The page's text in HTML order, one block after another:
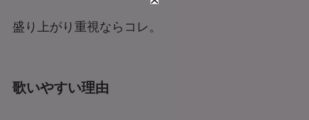
盛り上がり重視ならコレ。
歌いやすい理由